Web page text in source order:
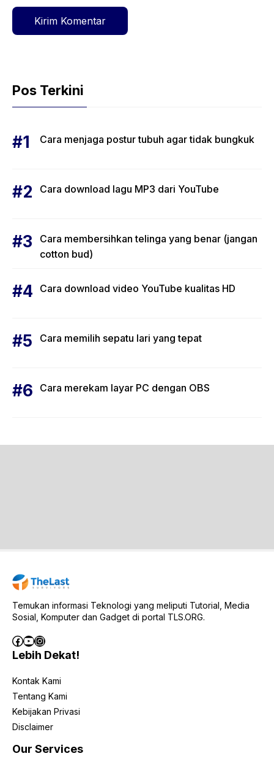
Pos Terkini
Cara menjaga postur tubuh agar tidak bungkuk
Cara download lagu MP3 dari YouTube
Cara membersihkan telinga yang benar (jangan
cotton bud)
Cara download video YouTube kualitas HD
Cara memilih sepatu lari yang tepat
Cara merekam layar PC dengan OBS
Temukan informasi Teknologi yang meliputi Tutorial, Media
Sosial, Komputer dan Gadget di portal TLS.ORG.
Facebook
YouTube
Instagram
Lebih Dekat!
Kontak Kami
Tentang Kami
Kebijakan Privasi
Disclaimer
Our Services